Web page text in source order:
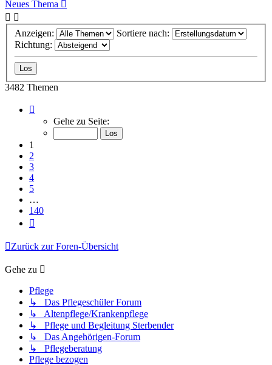
Neues Thema
Anzeigen:
Sortiere nach:
Richtung:
3482 Themen
von
Gehe zu Seite:
1
2
3
4
5
…
140
Zurück zur Foren-Übersicht
Gehe zu
Pflege
↳ Das Pflegeschüler Forum
↳ Altenpflege/Krankenpflege
↳ Pflege und Begleitung Sterbender
↳ Das Angehörigen-Forum
↳ Pflegeberatung
Pflege bezogen